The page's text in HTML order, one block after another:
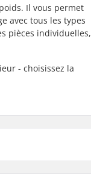
Il vous permet
avec tous les types
pièces individuelles,
- choisissez la